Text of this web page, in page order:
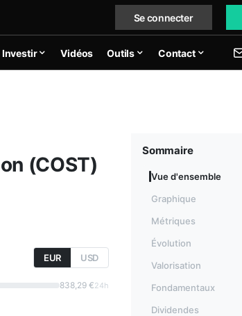
Se connecter
Investir Vidéos Outils Contact
(COST)
EUR USD
838,29 €24h
Sommaire
Vue d'ensemble
Graphique
Métriques
Évolution
Valorisation
Fondamentaux
Dividendes